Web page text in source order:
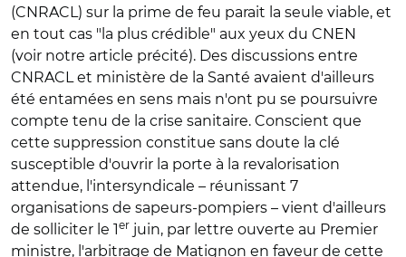
(CNRACL) sur la prime de feu parait la seule viable, et
en tout cas "la plus crédible" aux yeux du CNEN
(voir notre article précité). Des discussions entre
CNRACL et ministère de la Santé avaient d'ailleurs
été entamées en sens mais n'ont pu se poursuivre
compte tenu de la crise sanitaire. Conscient que
cette suppression constitue sans doute la clé
susceptible d'ouvrir la porte à la revalorisation
attendue, l'intersyndicale – réunissant 7
organisations de sapeurs-pompiers – vient d'ailleurs
de solliciter le 1er juin, par lettre ouverte au Premier
ministre, l'arbitrage de Matignon en faveur de cette